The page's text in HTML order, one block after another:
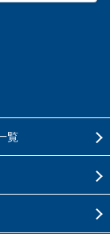
覧